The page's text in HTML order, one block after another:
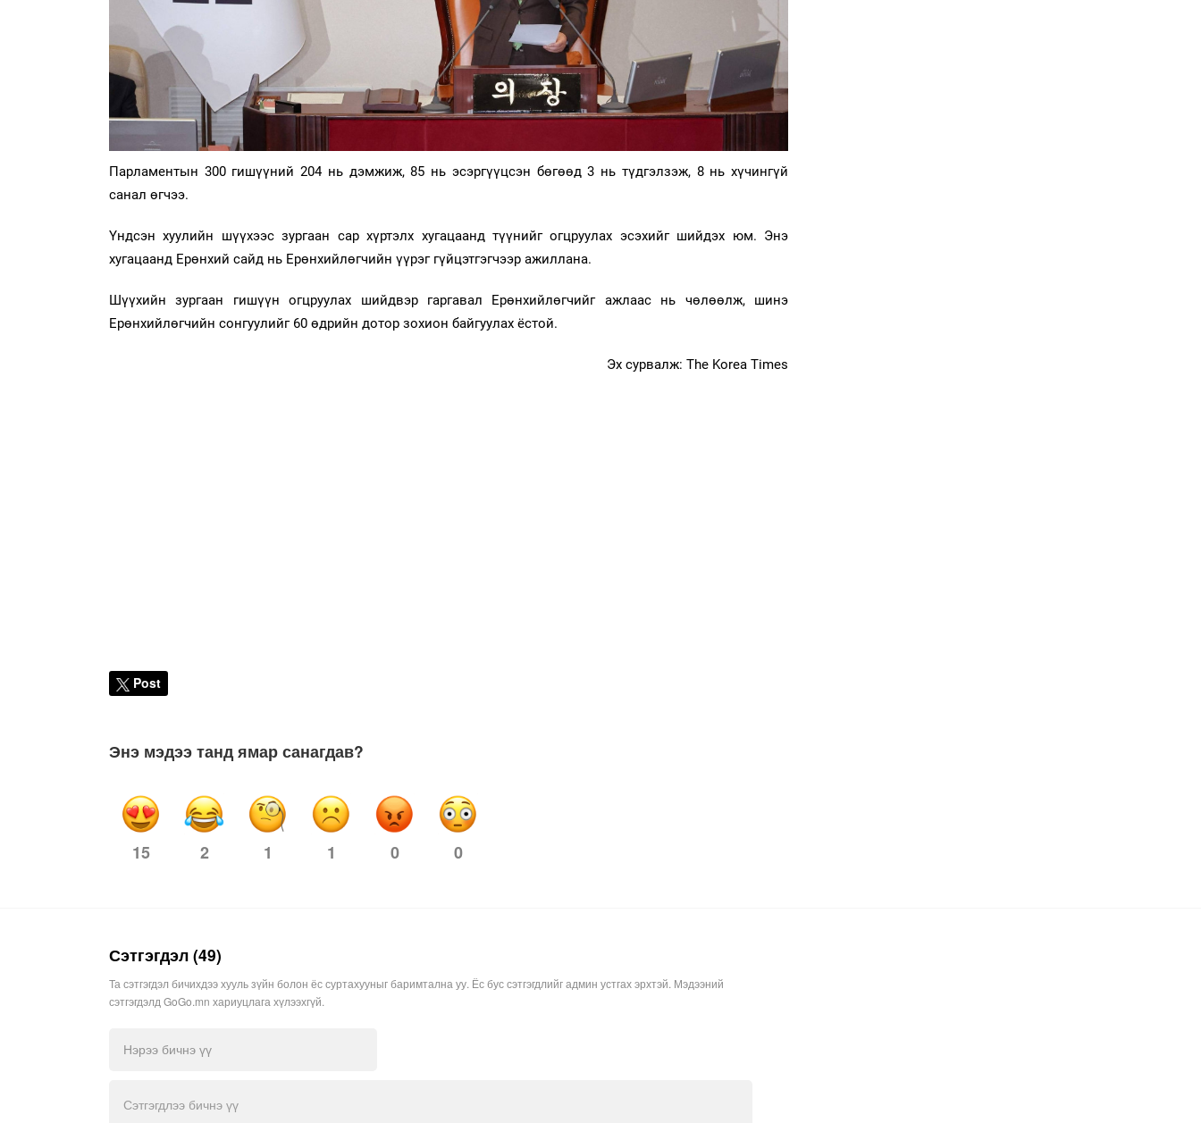
Парламентын 300 гишүүний 204 нь дэмжиж, 85 нь эсэргүүцсэн бөгөөд 3 нь түдгэлзэж, 8 нь хүчингүй
санал өгчээ.
Үндсэн хуулийн шүүхээс зургаан сар хүртэлх хугацаанд түүнийг огцруулах эсэхийг шийдэх юм. Энэ
хугацаанд Ерөнхий сайд нь Ерөнхийлөгчийн үүрэг гүйцэтгэгчээр ажиллана.
Шүүхийн зургаан гишүүн огцруулах шийдвэр гаргавал Ерөнхийлөгчийг ажлаас нь чөлөөлж, шинэ
Ерөнхийлөгчийн сонгуулийг 60 өдрийн дотор зохион байгуулах ёстой.
Эх сурвалж: The Korea Times
Post
Энэ мэдээ танд ямар санагдав?
15 2 1 1 0 0
Сэтгэгдэл (49)
Та сэтгэгдэл бичихдээ хууль зүйн болон ёс суртахууныг баримтална уу. Ёс бус сэтгэгдлийг админ устгах эрхтэй. Мэдээний
сэтгэгдэлд GoGo.mn хариуцлага хүлээхгүй.